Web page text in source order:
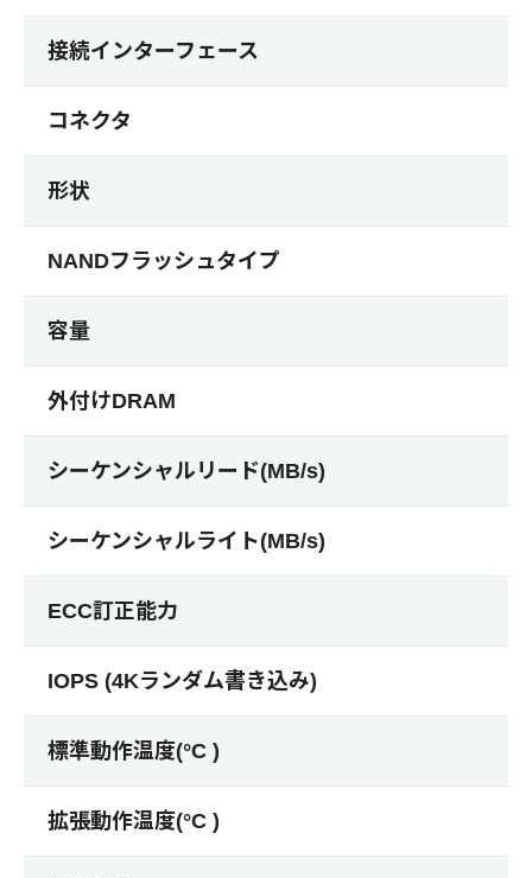
接続インターフェース
コネクタ
形状
NANDフラッシュタイプ
容量
外付けDRAM
シーケンシャルリード(MB/s)
シーケンシャルライト(MB/s)
ECC訂正能力
IOPS (4Kランダム書き込み)
標準動作温度(°C )
拡張動作温度(°C )